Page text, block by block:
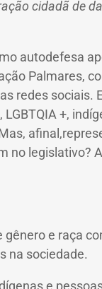
cidadã de
autodefesa
Palmares,
redes sociais.
+,
afinal,
no legislativo?
e raça
na sociedade.
e